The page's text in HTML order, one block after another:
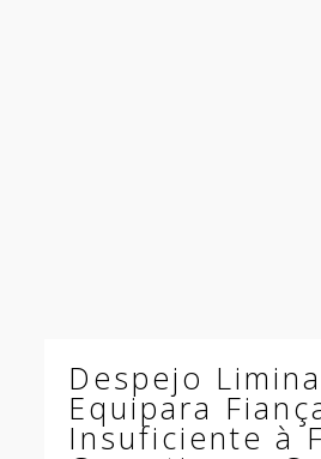
Despejo
Equipara
Insuficiente à